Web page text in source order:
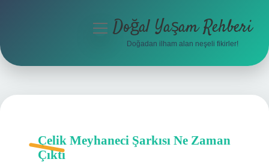
Hakkımızda
menüyüDoğal Yaşam Rehberi
Doğadan ilham alan neşeli fikirler!
Çelik Meyhaneci Şarkısı Ne Zaman
Çıktı